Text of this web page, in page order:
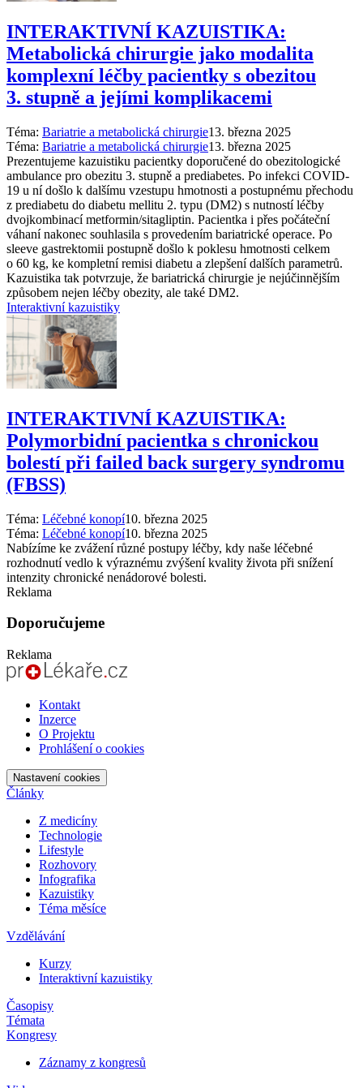
INTERAKTIVNÍ KAZUISTIKA:
Metabolická chirurgie jako modalita
komplexní léčby pacientky s obezitou
3. stupně a jejími komplikacemi
Téma: Bariatrie a metabolická chirurgie13. března 2025
Téma: Bariatrie a metabolická chirurgie13. března 2025
Prezentujeme kazuistiku pacientky doporučené do obezitologické
ambulance pro obezitu 3. stupně a prediabetes. Po infekci COVID-
19 u ní došlo k dalšímu vzestupu hmotnosti a postupnému přechodu
z prediabetu do diabetu mellitu 2. typu (DM2) s nutností léčby
dvojkombinací metformin/sitagliptin. Pacientka i přes počáteční
váhaní nakonec souhlasila s provedením bariatrické operace. Po
sleeve gastrektomii postupně došlo k poklesu hmotnosti celkem
o 60 kg, ke kompletní remisi diabetu a zlepšení dalších parametrů.
Kazuistika tak potvrzuje, že bariatrická chirurgie je nejúčinnějším
způsobem nejen léčby obezity, ale také DM2.
Interaktivní kazuistiky
INTERAKTIVNÍ KAZUISTIKA:
Polymorbidní pacientka s chronickou
bolestí při failed back surgery syndromu
(FBSS)
Téma: Léčebné konopí10. března 2025
Téma: Léčebné konopí10. března 2025
Nabízíme ke zvážení různé postupy léčby, kdy naše léčebné
rozhodnutí vedlo k výraznému zvýšení kvality života při snížení
intenzity chronické nenádorové bolesti.
Reklama
Doporučujeme
Reklama
Kontakt
Inzerce
O Projektu
Prohlášení o cookies
Nastavení cookies
Články
Z medicíny
Technologie
Lifestyle
Rozhovory
Infografika
Kazuistiky
Téma měsíce
Vzdělávání
Kurzy
Interaktivní kazuistiky
Časopisy
Témata
Kongresy
Záznamy z kongresů